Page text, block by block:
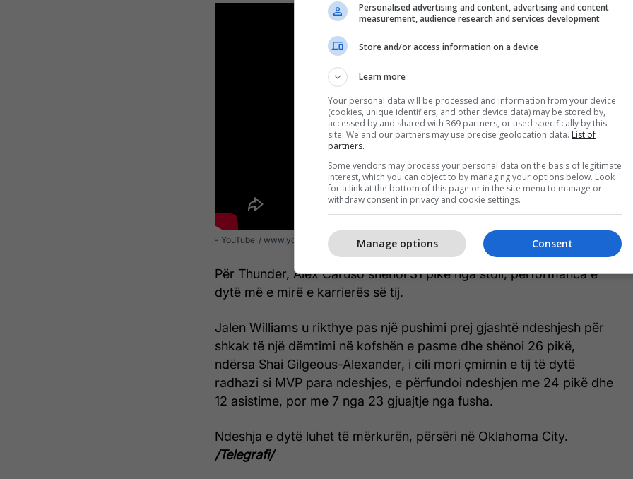
- YouTube www.youtube.com
Për Thunder, Alex Caruso shënoi 31 pikë nga stoli, performanca e
dytë më e mirë e karrierës së tij.
Jalen Williams u rikthye pas një pushimi prej gjashtë ndeshjesh për
shkak të një dëmtimi në kofshën e pasme dhe shënoi 26 pikë,
ndërsa Shai Gilgeous-Alexander, i cili mori çmimin e tij të dytë
radhazi si MVP para ndeshjes, e përfundoi ndeshjen me 24 pikë dhe
12 asistime, por me 7 nga 23 gjuajtje nga fusha.
Ndeshja e dytë luhet të mërkurën, përsëri në Oklahoma City.
/Telegrafi/
Personalised advertising and content, advertising and content
measurement, audience research and services development
Store and/or access information on a device
Learn more
Your personal data will be processed and information from your device
(cookies, unique identifiers, and other device data) may be stored by,
accessed by and shared with 369 partners, or used specifically by this
site. We and our partners may use precise geolocation data. List of
partners.
Some vendors may process your personal data on the basis of legitimate
interest, which you can object to by managing your options below. Look
for a link at the bottom of this page or in the site menu to manage or
withdraw consent in privacy and cookie settings.
Consent
Manage options